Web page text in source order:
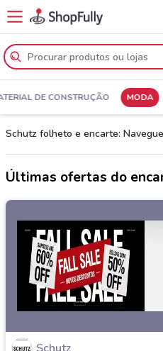
DE CONSTRUÇÃO MODA
Schutz folheto e encarte:
Últimas ofertas do